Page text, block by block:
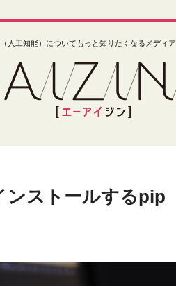
人工知能）についてもっと知りたくなるメディア
ンストールするpip